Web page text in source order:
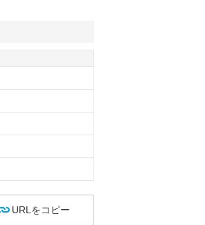
URLをコピー